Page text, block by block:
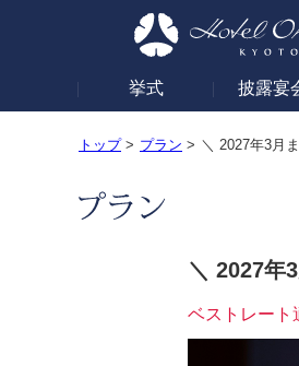
挙式 披露宴
トップ> プラン > ＼ 2027年3月
＼ 2027年
ベストレート